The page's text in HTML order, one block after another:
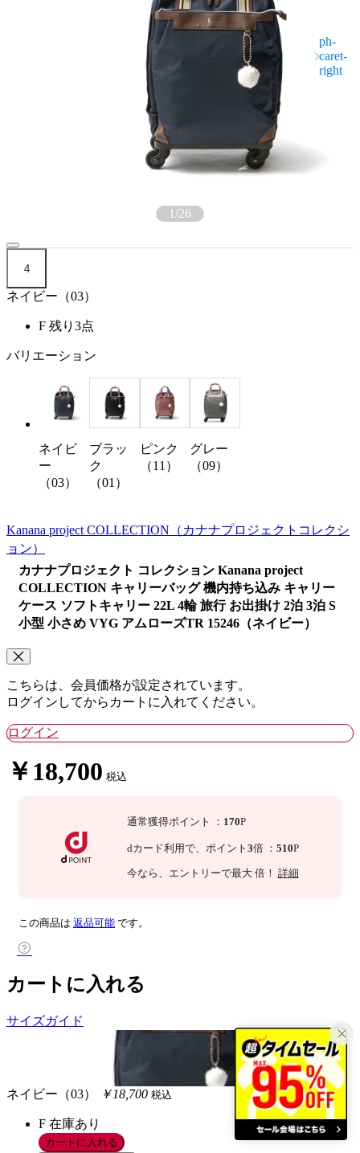
1/26
4
ネイビー（03）
F 残り3点
バリエーション
ネイビ
ー
（03）
ブラッ
ク
（01）
ピンク
（11）
グレー
（09）
Kanana project COLLECTION （カナナプロジェクトコレクシ
ョン）
カナナプロジェクト コレクション Kanana project
COLLECTION キャリーバッグ 機内持ち込み キャリー
ケース ソフトキャリー 22L 4輪 旅行 お出掛け 2泊 3泊 S
小型 小さめ VYG アムローズTR 15246（ネイビー）
こちらは、会員価格が設定されています。
ログインしてからカートに入れてください。
ログイン
￥18,700 税込
通常獲得ポイント ： 170P
dカード利用で、 ポイント 3倍 ： 510P
今なら 、エントリーで最大 倍！ 詳細
この商品は 返品可能 です。
カートに入れる
サイズガイド
ネイビー（03） ￥18,700 税込
F 在庫あり
カートに入れる